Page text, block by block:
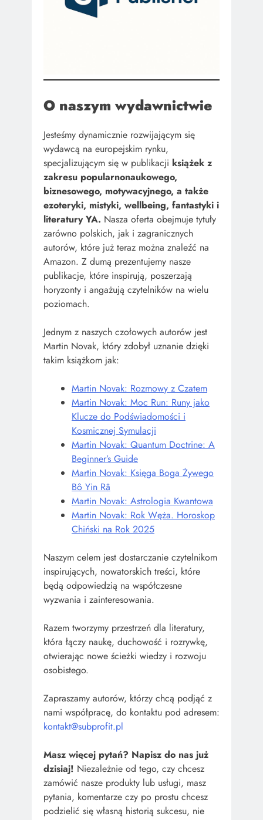
O naszym wydawnictwie
Jesteśmy dynamicznie rozwijającym się
wydawcą na europejskim rynku,
specjalizującym się w publikacji książek z
zakresu popularnonaukowego,
biznesowego, motywacyjnego, a także
ezoteryki, mistyki, wellbeing, fantastyki i
literatury YA. Nasza oferta obejmuje tytuły
zarówno polskich, jak i zagranicznych
autorów, które już teraz można znaleźć na
Amazon. Z dumą prezentujemy nasze
publikacje, które inspirują, poszerzają
horyzonty i angażują czytelników na wielu
poziomach.
Jednym z naszych czołowych autorów jest
Martin Novak, który zdobył uznanie dzięki
takim książkom jak:
Martin Novak: Rozmowy z Czatem
Martin Novak: Moc Run: Runy jako
Klucze do Podświadomości i
Kosmicznej Symulacji
Martin Novak: Quantum Doctrine: A
Beginner’s Guide
Martin Novak: Księga Boga Żywego
Bô Yin Râ
Martin Novak: Astrologia Kwantowa
Martin Novak: Rok Węża. Horoskop
Chiński na Rok 2025
Naszym celem jest dostarczanie czytelnikom
inspirujących, nowatorskich treści, które
będą odpowiedzią na współczesne
wyzwania i zainteresowania.
Razem tworzymy przestrzeń dla literatury,
która łączy naukę, duchowość i rozrywkę,
otwierając nowe ścieżki wiedzy i rozwoju
osobistego.
Zapraszamy autorów, którzy chcą podjąć z
nami współpracę, do kontaktu pod adresem:
kontakt@subprofit.pl
Masz więcej pytań? Napisz do nas już
dzisiaj! Niezależnie od tego, czy chcesz
zamówić nasze produkty lub usługi, masz
pytania, komentarze czy po prostu chcesz
podzielić się własną historią sukcesu, nie